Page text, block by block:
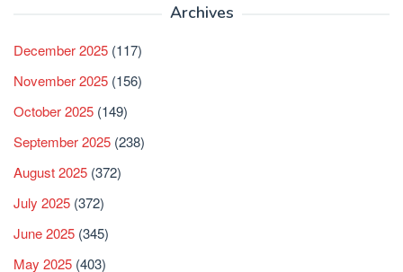
Archives
December 2025 (117)
November 2025 (156)
October 2025 (149)
September 2025 (238)
August 2025 (372)
July 2025 (372)
June 2025 (345)
May 2025 (403)